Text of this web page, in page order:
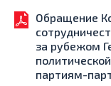
Обращение
за рубежом
партиям-